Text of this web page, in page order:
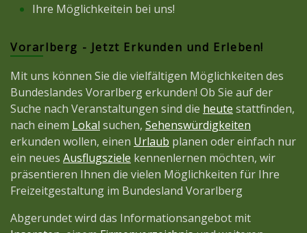
Ihre Möglichkeitein bei uns!
Vorarlberg - Jetzt Erkunden und Erleben!
Mit uns können Sie die vielfältigen Möglichkeiten des
Bundeslandes Vorarlberg erkunden! Ob Sie auf der
Suche nach Veranstaltungen sind die heute stattfinden,
nach einem Lokal suchen, Sehenswürdigkeiten
erkunden wollen, einen Urlaub planen oder einfach nur
ein neues Ausflugsziele kennenlernen möchten, wir
präsentieren Ihnen die vielen Möglichkeiten für Ihre
Freizeitgestaltung im Bundesland Vorarlberg
Abgerundet wird das Informationsangebot mit